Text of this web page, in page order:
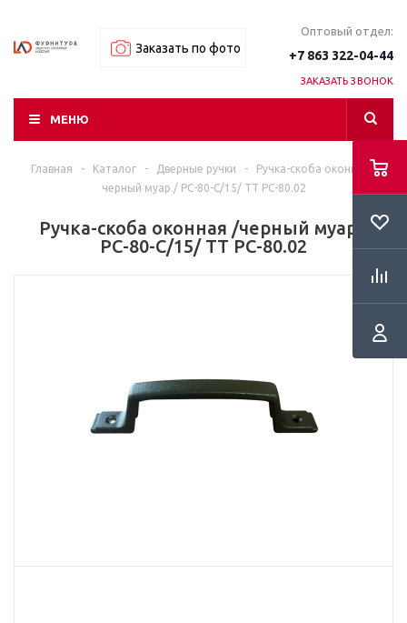
Заказать по фото
Оптовый отдел:
+7 863 322-04-44
ЗАКАЗАТЬ ЗВОНОК
МЕНЮ
Главная - Каталог - Дверные ручки -
Ручка-скоба оконная /
черный муар./ РС-80-С/15/ ТТ РС-80.02
Ручка-скоба оконная /черный муар./
РС-80-С/15/ ТТ РС-80.02